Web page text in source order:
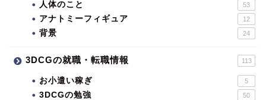
人体のこと 53
アナトミーフィギュア 12
背景 24
3DCGの就職・転職情報 113
お小遣い稼ぎ 5
3DCGの勉強 50